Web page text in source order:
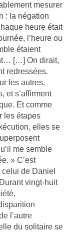
mesurer
: la négation
heure était
l’heure ou
étaient
[…] On dirait,
redressées.
les autres.
et s’affirment
Et comme
les étapes
elles se
me semble
» C’est
de Daniel
vingt-huit
l’autre
du solitaire se